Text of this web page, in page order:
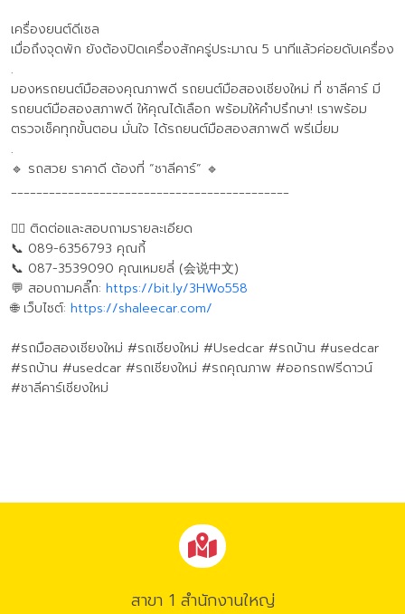
เครื่องยนต์ดีเซล
เมื่อถึงจุดพัก ยังต้องปิดเครื่องสักครู่ประมาณ 5 นาทีแล้วค่อยดับเครื่อง
.
มองหรถยนต์มือสองคุณภาพดี รถยนต์มือสองเชียงใหม่ ที่ ชาลีคาร์ มี
รถยนต์มือสองสภาพดี ให้คุณได้เลือก พร้อมให้คำปรึกษา! เราพร้อม
ตรวจเช็คทุกขั้นตอน มั่นใจ ได้รถยนต์มือสองสภาพดี พรีเมี่ยม
.
🔹 รถสวย ราคาดี ต้องที่ “ชาลีคาร์” 🔹
____________________________________________
💁‍♀️ ติดต่อและสอบถามรายละเอียด
📞 089-6356793 คุณกี้
📞 087-3539090 คุณเหมยลี่ (会说中文)
💬 สอบถามคลิ๊ก: https://bit.ly/3HWo558
🌐 เว็บไซต์: https://shaleecar.com/
#รถมือสองเชียงใหม่ #รถเชียงใหม่ #Usedcar #รถบ้าน #usedcar
#รถบ้าน #usedcar #รถเชียงใหม่ #รถคุณภาพ #ออกรถฟรีดาวน์
#ชาลีคาร์เชียงใหม่
สาขา 1 สำนักงานใหญ่